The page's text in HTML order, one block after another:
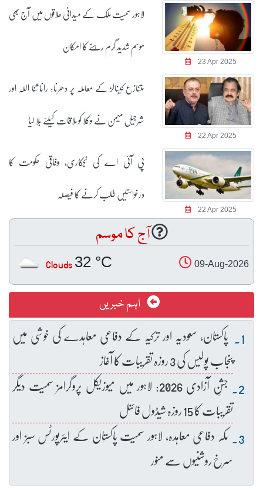
23 Apr 2025
لاہور سمیت ملک کے میدانی علاقوں میں آج بھی
موسم شدید گرم رہنے کا امکان
22 Apr 2025
متنازع کینالز کے معاملہ پر دھرنا: رانا ثنا اللہ اور
شرجیل میمن نے وکلا کو ملاقات کیلئے بلا لیا
22 Apr 2025
پی آئی اے کی نجکاری، وفاقی حکومت کا
درخواستیں طلب کرنے کا فیصلہ
آج کا موسم
09-Aug-2026
32 °C
Clouds
اہم خبریں
پاکستان، سعودیہ اور ترکیہ کے دفاعی معاہدے کی خوشی میں
پنجاب پولیس کی 3 روزہ تقریبات کا آغاز
جشنِ آزادی 2026: لاہور میں میوزیکل پروگرامز سمیت دیگر
تقریبات کا 15 روزہ شیڈول فائنل
مکہ دفاعی معاہدہ، لاہور سمیت پاکستان کے ایئرپورٹس سبز اور
سرخ روشنیوں سے منور